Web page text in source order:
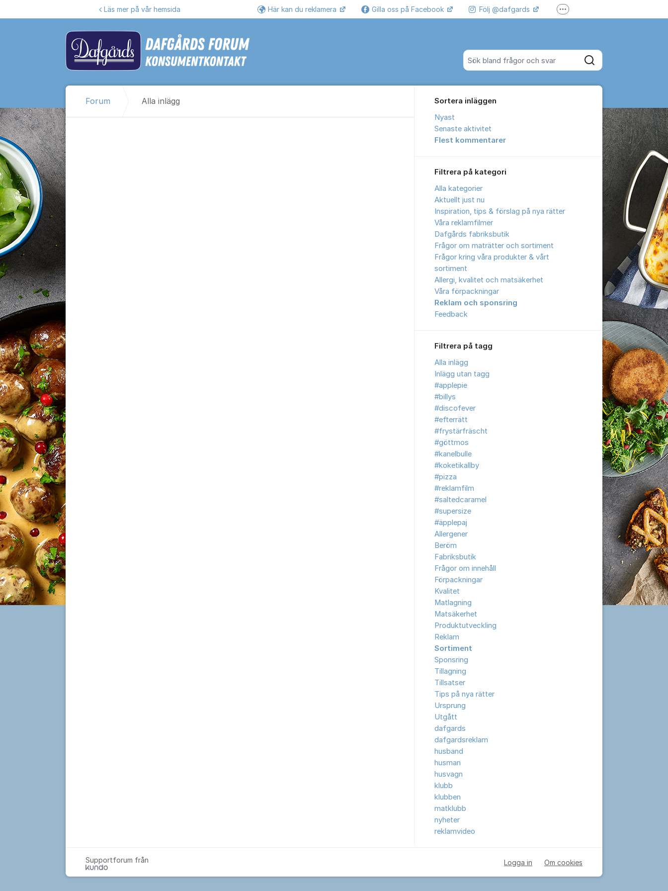
Sök bland alla inlägg
Sök
Läs mer på vår hemsida Här kan du reklamera Gilla oss på Facebook Följ @dafgards Fler supportlänkar
Forum Alla inlägg
Sortera inläggen
Nyast
Senaste aktivitet
Flest kommentarer
Filtrera på kategori
Alla kategorier
Aktuellt just nu
Inspiration, tips & förslag på nya rätter
Våra reklamfilmer
Dafgårds fabriksbutik
Frågor om maträtter och sortiment
Frågor kring våra produkter & vårt
sortiment
Allergi, kvalitet och matsäkerhet
Våra förpackningar
Reklam och sponsring
Feedback
Filtrera på tagg
Alla inlägg
Inlägg utan tagg
#applepie
#billys
#discofever
#efterrätt
#frystärfräscht
#göttmos
#kanelbulle
#koketikallby
#pizza
#reklamfilm
#saltedcaramel
#supersize
#äpplepaj
Allergener
Beröm
Fabriksbutik
Frågor om innehåll
Förpackningar
Kvalitet
Matlagning
Matsäkerhet
Produktutveckling
Reklam
Sortiment
Sponsring
Tillagning
Tillsatser
Tips på nya rätter
Ursprung
Utgått
dafgards
dafgardsreklam
husband
husman
husvagn
klubb
klubben
matklubb
nyheter
reklamvideo
Supportforum från Logga in Om cookies